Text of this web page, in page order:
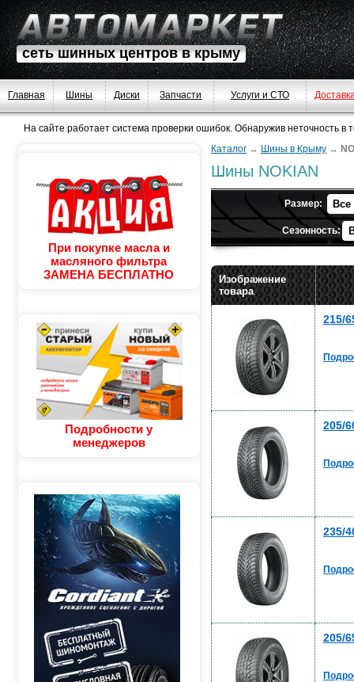
сеть шинных центров в крыму
Главная Шины Диски Запчасти Услуги и СТО
На сайте работает система проверки ошибок. Обнаружив неточность в
При покупке масла и
масляного фильтра
ЗАМЕНА БЕСПЛАТНО
Подробности у
менеджеров
Каталог → Шины в Крыму →
Шины NOKIAN
Размер:
Сезонность:
Изображение
товара
215/
205/
235/
205/